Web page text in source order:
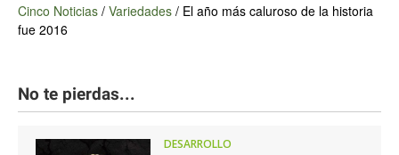
Cinco Noticias / Variedades / El año más caluroso de la historia
fue 2016
No te pierdas...
DESARROLLO